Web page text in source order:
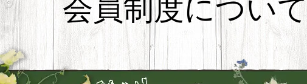
会員制度について